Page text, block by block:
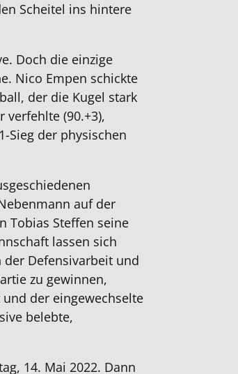
Scheitel ins hintere
Doch die einzige
Nico Empen schickte
der die Kugel stark
(90.+3),
Sieg der physischen
auf der
Tobias Steffen seine
lassen sich
der Defensivarbeit und
zu gewinnen,
der eingewechselte
belebte,
14. Mai 2022. Dann